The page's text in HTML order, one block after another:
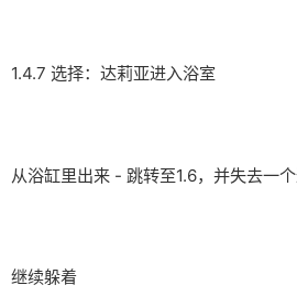
1.4.7 选择：达莉亚进入浴室
从浴缸里出来 - 跳转至1.6，并失去一
继续躲着